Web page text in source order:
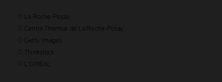
© La Roche-Posay
© Centre Thermal de La Roche-Posay
© Getty Images
© Thinkstock
© L'ORÉAL